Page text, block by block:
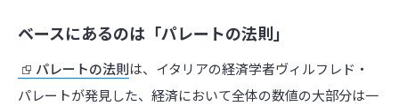
ベースにあるのは「パレートの法則」
パレートの法則は、イタリアの経済学者ヴィルフレド・
パレートが発見した、経済において全体の数値の大部分は一